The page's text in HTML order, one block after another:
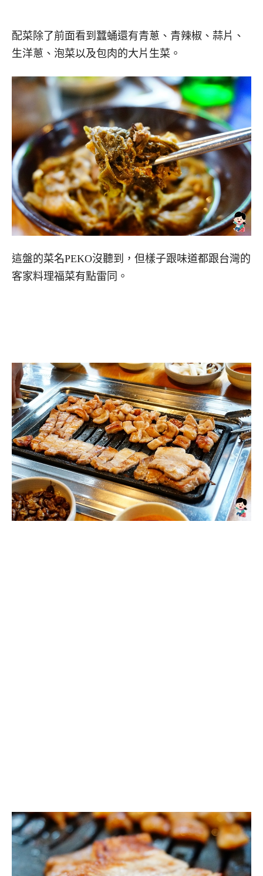
配菜除了前面看到蠶蛹還有青蔥、青辣椒、蒜片、
生洋蔥、泡菜以及包肉的大片生菜。
這盤的菜名PEKO沒聽到，但樣子跟味道都跟台灣的
客家料理福菜有點雷同。